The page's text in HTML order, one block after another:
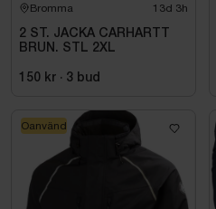
Bromma 13d 3h
2 ST. JACKA CARHARTT
BRUN. STL 2XL
150 kr · 3 bud
Oanvänd